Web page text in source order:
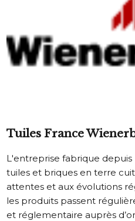
Tuiles France
L'entreprise fabrique depuis
tuiles et briques en terre
attentes et aux évolutions
les produits passent
et réglementaire auprès